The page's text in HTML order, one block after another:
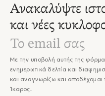
Ανακαλύψτε
και νέες
Με την υποβολή αυτής της
ενημερωτικά δελτία και
και αναγνωρίζω και αποδέχομαι
Ίκαρος.